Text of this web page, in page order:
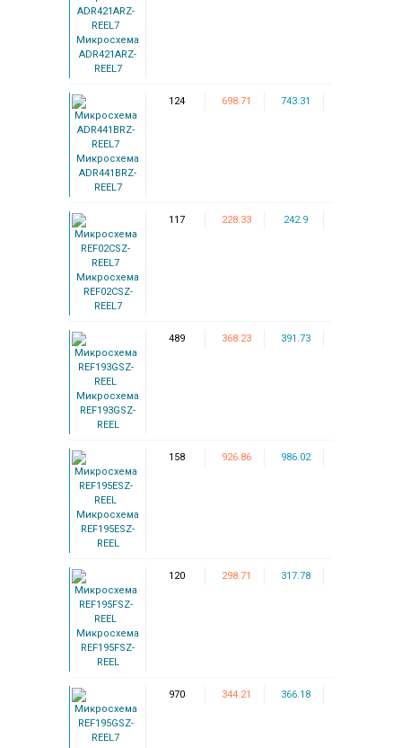
Микросхема
ADR421ARZ-
REEL7
Микросхема
ADR441BRZ-
REEL7
124 698.71 743.31
Микросхема
REF02CSZ-
REEL7
117 228.33 242.9
Микросхема
REF193GSZ-
REEL
489 368.23 391.73
Микросхема
REF195ESZ-
REEL
158 926.86 986.02
Микросхема
REF195FSZ-
REEL
120 298.71 317.78
970 344.21 366.18